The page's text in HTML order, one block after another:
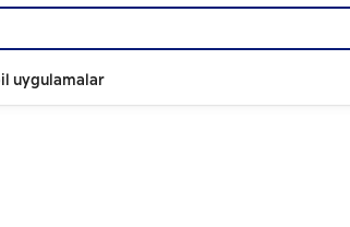
uygulamalar